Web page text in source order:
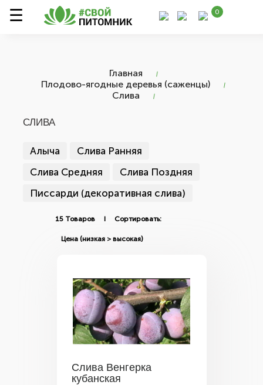
0
Главная
Плодово-ягодные деревья (саженцы)
Слива
СЛИВА
Алыча
Слива Ранняя
Слива Средняя
Слива Поздняя
Писсарди (декоративная слива)
15 Товаров I Сортировать:
Слива Венгерка
кубанская